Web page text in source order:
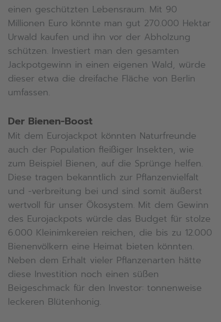
einen geschützten Lebensraum. Mit 90
Millionen Euro könnte man gut 270.000 Hektar
Urwald kaufen und ihn vor der Abholzung
schützen. Investiert man den gesamten
Jackpotgewinn in einen eigenen Wald, würde
dieser etwa die dreifache Fläche von Berlin
umfassen.
Der Bienen-Boost
Mit dem Eurojackpot könnten Naturfreunde
auch der Population fleißiger Insekten, wie
zum Beispiel Bienen, auf die Sprünge helfen.
Diese tragen bekanntlich zur Pflanzenvielfalt
und -verbreitung bei und sind somit äußerst
wertvoll für unser Ökosystem. Mit dem Gewinn
des Eurojackpots würde das Budget für stolze
6.000 Kleinimkereien reichen, die bis zu 12.000
Bienenvölkern eine Heimat bieten könnten.
Neben dem Erhalt vieler Pflanzenarten hätte
diese Investition noch einen süßen
Beigeschmack für den Investor: tonnenweise
leckeren Blütenhonig.